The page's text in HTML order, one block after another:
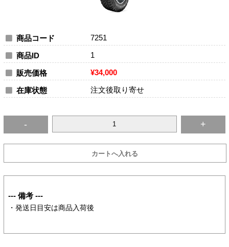
商品コード 7251
商品ID 1
販売価格 ¥34,000
在庫状態 注文後取り寄せ
--- 備考 ---
・発送日目安は商品入荷後